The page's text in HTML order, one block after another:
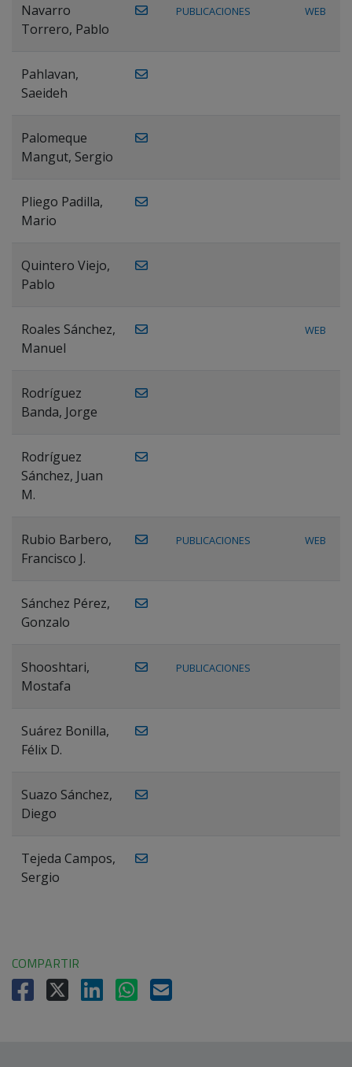
Navarro
Torrero, Pablo
PUBLICACIONES WEB
Pahlavan,
Saeideh
Palomeque
Mangut, Sergio
Pliego Padilla,
Mario
Quintero Viejo,
Pablo
Roales Sánchez,
Manuel
WEB
Rodríguez
Banda, Jorge
Rodríguez
Sánchez, Juan
M.
Rubio Barbero,
Francisco J.
PUBLICACIONES WEB
Sánchez Pérez,
Gonzalo
Shooshtari,
Mostafa
PUBLICACIONES
Suárez Bonilla,
Félix D.
Suazo Sánchez,
Diego
Tejeda Campos,
Sergio
COMPARTIR